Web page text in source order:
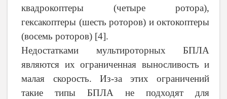
квадрокоптеры (четыре ротора),
гексакоптеры (шесть роторов) и октокоптеры
(восемь роторов) [4].
Недостатками мультироторных БПЛА
являются их ограниченная выносливость и
малая скорость. Из-за этих ограничений
такие типы БПЛА не подходят для